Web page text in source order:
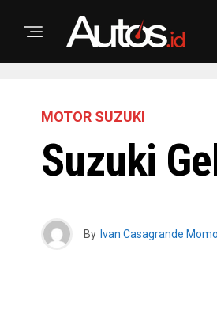
MOTOR SUZUKI
Suzuki
By Ivan Casagrande